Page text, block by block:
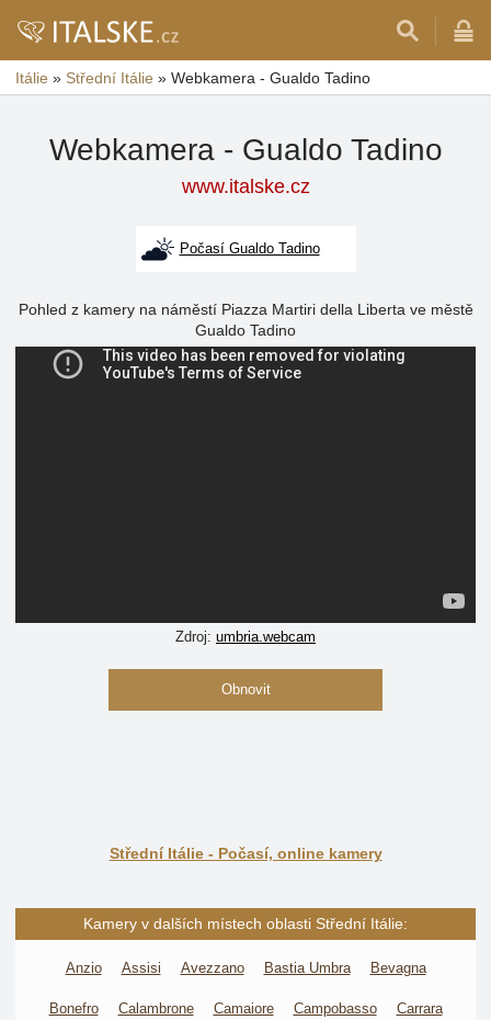
Itálie » Střední Itálie » Webkamera - Gualdo Tadino
Webkamera - Gualdo Tadino
www.italske.cz
Počasí Gualdo Tadino
Pohled z kamery na náměstí Piazza Martiri della Liberta ve městě
Gualdo Tadino
Zdroj: umbria.webcam
Obnovit
Střední Itálie - Počasí, online kamery
Kamery v dalších místech oblasti Střední Itálie:
Anzio Assisi Avezzano Bastia Umbra Bevagna
Bonefro Calambrone Camaiore Campobasso Carrara